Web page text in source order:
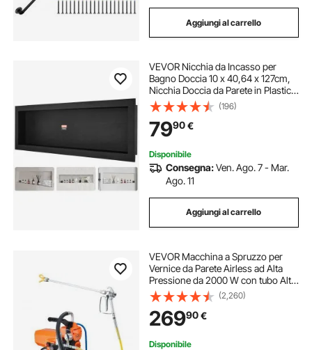
Aggiungi al carrello
VEVOR Nicchia da Incasso per
Bagno Doccia 10 x 40,64 x 127cm,
Nicchia Doccia da Parete in Plastica
XPS Impermeabile, Nicchia da
Incasso a Parete Orizzontale per
Sapone da Bagno con Mensola
Colore Nero
(196)
7990€
Disponibile
Consegna:Ven. Ago. 7 - Mar.
Ago. 11
Aggiungi al carrello
VEVOR Macchina a Spruzzo per
Vernice da Parete Airless ad Alta
Pressione da 2000 W con tubo Alta
Pressione, Macchina per
Spruzzatura da Parete, per Interni
Esterni a Base d'Acqua e a Base di
Olio
(2,260)
26990€
Disponibile